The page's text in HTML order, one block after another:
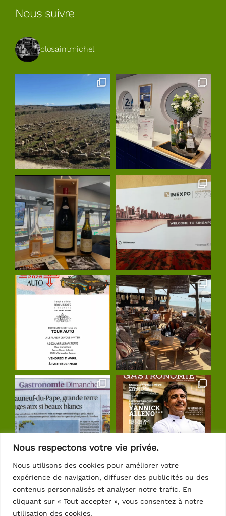
Nous respectons votre vie privée.
Nous utilisons des cookies pour améliorer votre
expérience de navigation, diffuser des publicités ou des
contenus personnalisés et analyser notre trafic. En
cliquant sur « Tout accepter », vous consentez à notre
utilisation des cookies.
Nous suivre
closaintmichel
Suivre sur Instagram